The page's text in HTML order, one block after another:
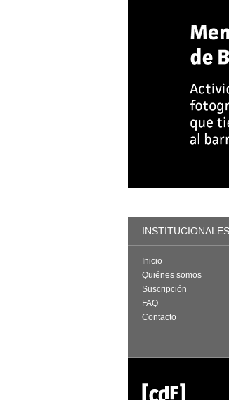
INSTITUCIONALES
Inicio
Quiénes somos
Suscripción
FAQ
Contacto